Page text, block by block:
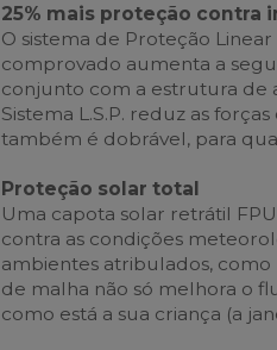
25% mais proteção contra
O sistema de Proteção Linear
comprovado aumenta a
conjunto com a estrutura de
Sistema L.S.P. reduz as
também é dobrável, para
Proteção solar total
Uma capota solar retrátil
contra as condições
ambientes atribulados,
de malha não só melhora o
como está a sua criança (a